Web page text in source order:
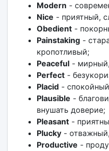
Modern -
Nice - приятный,
Obedient-
Painstaking-
кропотливый;
Peaceful-
Perfect-
Placid-
Plausible -
внушать доверие;
Pleasant-
Plucky-
Productive -